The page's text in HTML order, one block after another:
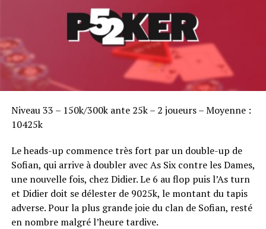
Niveau 33 – 150k/300k ante 25k – 2 joueurs – Moyenne :
10425k
Le heads-up commence très fort par un double-up de
Sofian, qui arrive à doubler avec As Six contre les Dames,
une nouvelle fois, chez Didier. Le 6 au flop puis l’As turn
et Didier doit se délester de 9025k, le montant du tapis
adverse. Pour la plus grande joie du clan de Sofian, resté
en nombre malgré l’heure tardive.